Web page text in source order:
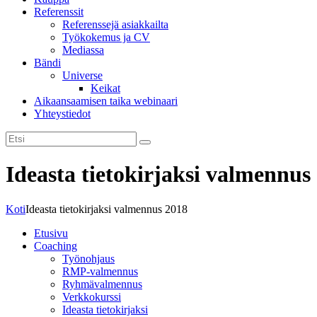
Referenssit
Referenssejä asiakkailta
Työkokemus ja CV
Mediassa
Bändi
Universe
Keikat
Aikaansaamisen taika webinaari
Yhteystiedot
Ideasta tietokirjaksi valmennus
KotiIdeasta tietokirjaksi valmennus 2018
Etusivu
Coaching
Työnohjaus
RMP-valmennus
Ryhmävalmennus
Verkkokurssi
Ideasta tietokirjaksi